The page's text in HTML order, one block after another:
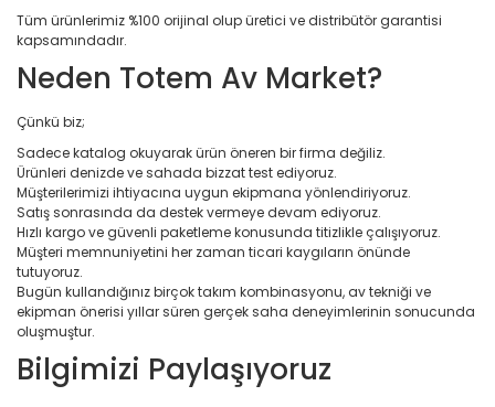
Tüm ürünlerimiz %100 orijinal olup üretici ve distribütör garantisi
kapsamındadır.
Neden Totem Av Market?
Çünkü biz;
Sadece katalog okuyarak ürün öneren bir firma değiliz.
Ürünleri denizde ve sahada bizzat test ediyoruz.
Müşterilerimizi ihtiyacına uygun ekipmana yönlendiriyoruz.
Satış sonrasında da destek vermeye devam ediyoruz.
Hızlı kargo ve güvenli paketleme konusunda titizlikle çalışıyoruz.
Müşteri memnuniyetini her zaman ticari kaygıların önünde
tutuyoruz.
Bugün kullandığınız birçok takım kombinasyonu, av tekniği ve
ekipman önerisi yıllar süren gerçek saha deneyimlerinin sonucunda
oluşmuştur.
Bilgimizi Paylaşıyoruz